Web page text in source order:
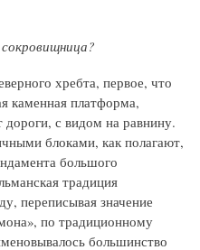
хребта, первое, что
каменная платформа,
дороги, с видом на равнину.
блоками, как полагают,
большого
традиция
переписывая значение
по традиционному
большинство